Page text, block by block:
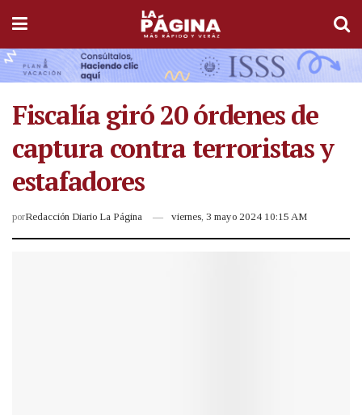
Fiscalía giró 20 órdenes de
captura contra terroristas y
estafadores
porRedacción Diario La Página viernes, 3 mayo 2024 10:15 AM